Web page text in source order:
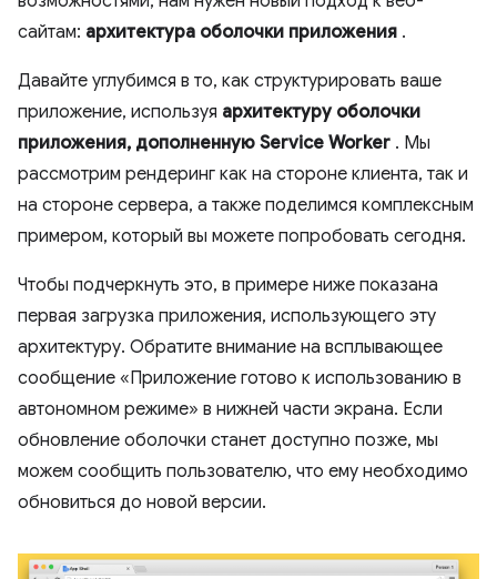
сайтам: архитектура оболочки приложения .
Давайте углубимся в то, как структурировать ваше
приложение, используя архитектуру оболочки
приложения, дополненную Service Worker . Мы
рассмотрим рендеринг как на стороне клиента, так и
на стороне сервера, а также поделимся комплексным
примером, который вы можете попробовать сегодня.
Чтобы подчеркнуть это, в примере ниже показана
первая загрузка приложения, использующего эту
архитектуру. Обратите внимание на всплывающее
сообщение «Приложение готово к использованию в
автономном режиме» в нижней части экрана. Если
обновление оболочки станет доступно позже, мы
можем сообщить пользователю, что ему необходимо
обновиться до новой версии.